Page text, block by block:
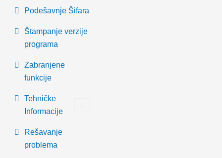
Podešavnje Šifara
Štampanje verzije
programa
Zabranjene
funkcije
Tehničke
Informacije
Rešavanje
problema